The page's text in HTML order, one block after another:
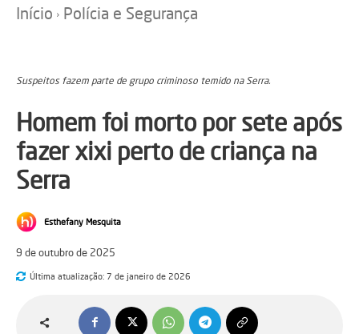
Início Polícia e Segurança
Suspeitos fazem parte de grupo criminoso temido na Serra.
Homem foi morto por sete após
fazer xixi perto de criança na
Serra
Esthefany Mesquita
9 de outubro de 2025
Última atualização: 7 de janeiro de 2026